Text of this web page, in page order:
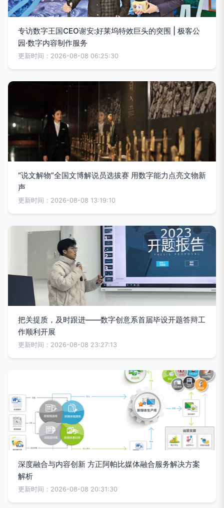
专访数字王国CEO谢安:好莱坞特效巨头的突围 | 极客公
园·数字内容制作服务
更新时间：2026-08-08 06:25:30
“说文解物”全国文博解说员选拔赛 用数字能力点亮文物新
声
更新时间：2026-08-08 13:19:10
把关提质，及时跟进——数字创意系首届毕设开题答辩工
作顺利开展
更新时间：2026-08-08 23:27:13
深度融合与内容创新 方正阿帕比媒体融合服务解决方案
解析
更新时间：2026-08-08 20:31:30